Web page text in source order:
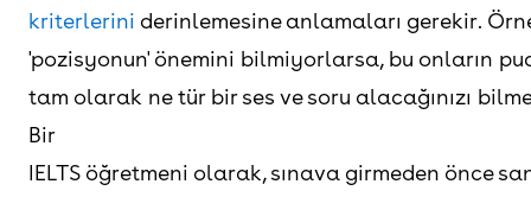
kriterlerini derinlemesine anlamaları gerekir.
'pozisyonun' önemini bilmiyorlarsa, bu onların
tam olarak ne tür bir ses ve soru alacağınızı
Bir
IELTS öğretmeni olarak, sınava girmeden önce